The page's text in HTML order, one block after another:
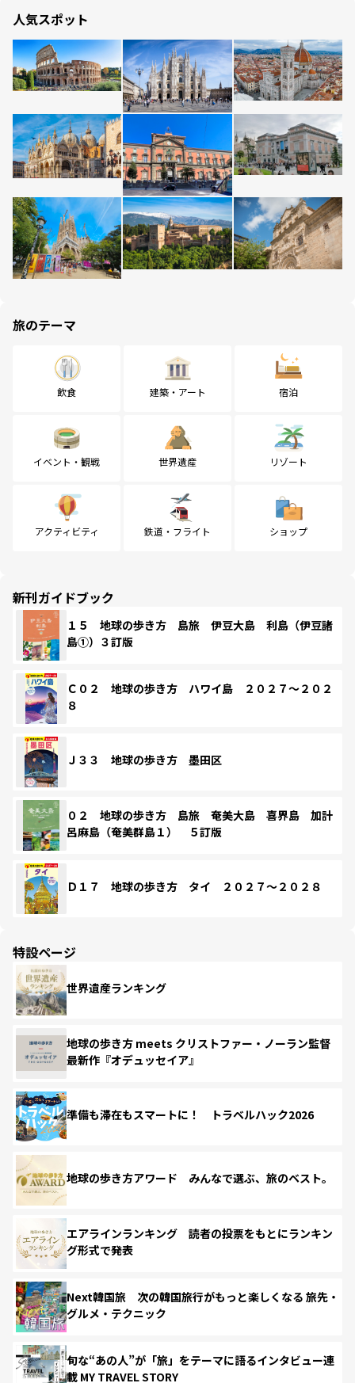
人気スポット
旅のテーマ
飲食 建築・アート 宿泊
イベント・観戦 世界遺産 リゾート
アクティビティ 鉄道・フライト ショップ
新刊ガイドブック
１５ 地球の歩き方 島旅 伊豆大島 利島（伊豆諸
島①）３訂版
Ｃ０２ 地球の歩き方 ハワイ島 ２０２７～２０２
８
Ｊ３３ 地球の歩き方 墨田区
０２ 地球の歩き方 島旅 奄美大島 喜界島 加計
呂麻島（奄美群島１） ５訂版
Ｄ１７ 地球の歩き方 タイ ２０２７～２０２８
特設ページ
世界遺産ランキング
地球の歩き方 meets クリストファー・ノーラン監督
最新作『オデュッセイア』
準備も滞在もスマートに！ トラベルハック2026
地球の歩き方アワード みんなで選ぶ、旅のベスト。
エアラインランキング 読者の投票をもとにランキン
グ形式で発表
Next韓国旅 次の韓国旅行がもっと楽しくなる 旅先・
グルメ・テクニック
旬な“あの人”が「旅」をテーマに語るインタビュー連
載 MY TRAVEL STORY